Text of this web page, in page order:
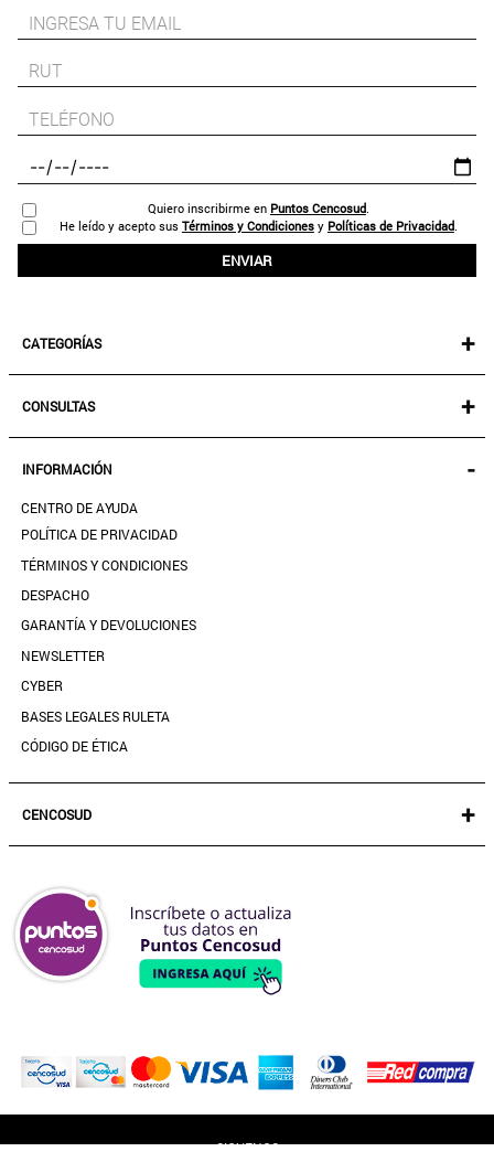
Quiero inscribirme en Puntos Cencosud.
He leído y acepto sus Términos y Condiciones y Políticas de Privacidad.
ENVIAR
CATEGORÍAS +
MUJER
ACCESORIOS
CALZADO
SALE
CONSULTAS +
SEGUIR MI PEDIDO
DESCARGA TU BOLETA AQUÍ
MIS FAVORITOS
GUÍA DE TALLAS
CONTACTANOS
TIENDAS
PREGUNTAS FRECUENTES
INFORMACIÓN -
CENTRO DE AYUDA
POLÍTICA DE PRIVACIDAD
TÉRMINOS Y CONDICIONES
DESPACHO
GARANTÍA Y DEVOLUCIONES
NEWSLETTER
CYBER
BASES LEGALES RULETA
CÓDIGO DE ÉTICA
CENCOSUD +
SEGURO CENCOSUD
VENTA EMPRESA
PARIS
EASY
SIGUENOS